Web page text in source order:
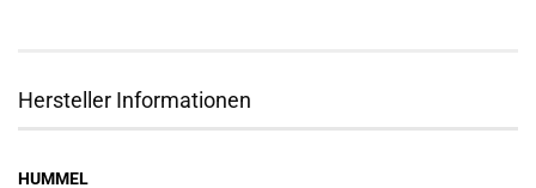
Hersteller Informationen
HUMMEL